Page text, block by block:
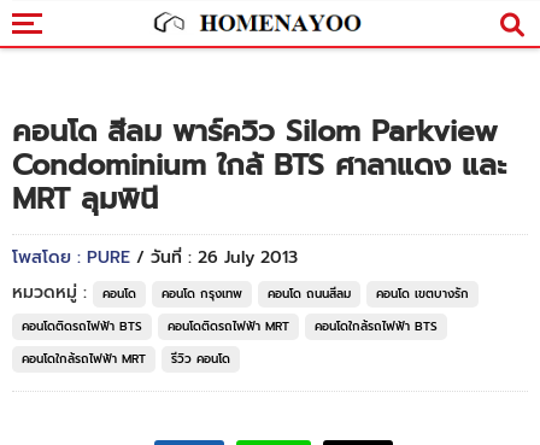
คอนโด สีลม พาร์ควิว Silom Parkview
Condominium ใกล้ BTS ศาลาแดง และ
MRT ลุมพินี
โพสโดย : PURE / วันที่ : 26 July 2013
หมวดหมู่ :
คอนโด คอนโด กรุงเทพ คอนโด ถนนสีลม
คอนโด เขตบางรัก
คอนโดติดรถไฟฟ้า BTS
คอนโดติดรถไฟฟ้า MRT
คอนโดใกล้รถไฟฟ้า BTS
คอนโดใกล้รถไฟฟ้า MRT
รีวิว คอนโด